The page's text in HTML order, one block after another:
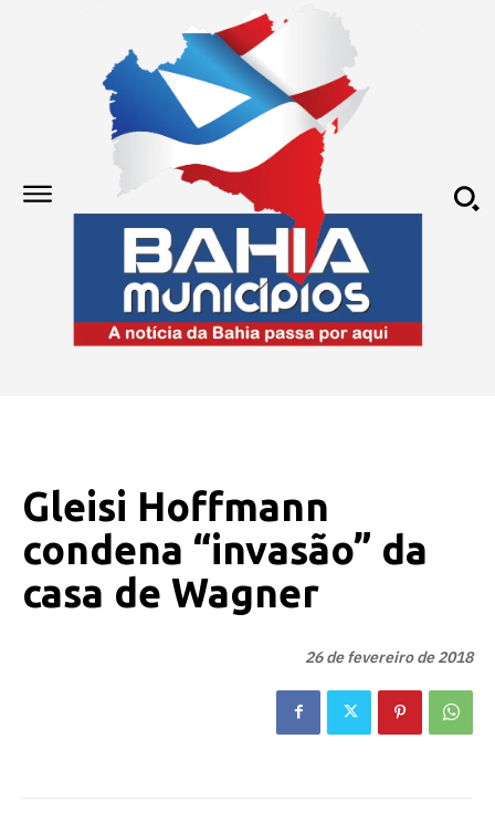
Gleisi Hoffmann
condena “invasão” da
casa de Wagner
26 de fevereiro de 2018